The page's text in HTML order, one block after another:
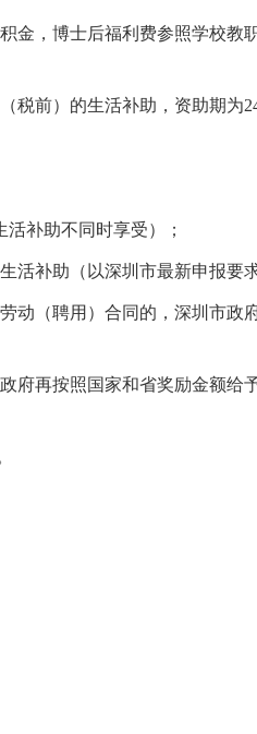
金，博士后福利费参照学校教
税前）的生活补助，资助期为
补助不同时享受）；
活补助（以深圳市最新申报要
动（聘用）合同的，深圳市政
府再按照国家和省奖励金额给